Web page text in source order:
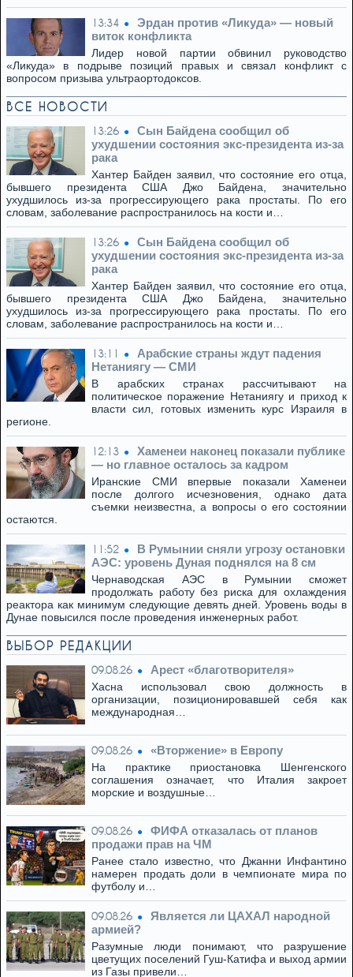
13:34
Эрдан против «Ликуда» — новый
виток конфликта
Лидер новой партии обвинил руководство
«Ликуда» в подрыве позиций правых и связал конфликт с
вопросом призыва ультраортодоксов.
ВСЕ НОВОСТИ
13:26
Сын Байдена сообщил об
ухудшении состояния экс-президента из-за
рака
Хантер Байден заявил, что состояние его отца,
бывшего президента США Джо Байдена, значительно
ухудшилось из-за прогрессирующего рака простаты. По его
словам, заболевание распространилось на кости и…
13:26
Сын Байдена сообщил об
ухудшении состояния экс-президента из-за
рака
Хантер Байден заявил, что состояние его отца,
бывшего президента США Джо Байдена, значительно
ухудшилось из-за прогрессирующего рака простаты. По его
словам, заболевание распространилось на кости и…
13:11
Арабские страны ждут падения
Нетаниягу — СМИ
В арабских странах рассчитывают на
политическое поражение Нетаниягу и приход к
власти сил, готовых изменить курс Израиля в
регионе.
12:13
Хаменеи наконец показали публике
— но главное осталось за кадром
Иранские СМИ впервые показали Хаменеи
после долгого исчезновения, однако дата
съемки неизвестна, а вопросы о его состоянии
остаются.
11:52
В Румынии сняли угрозу остановки
АЭС: уровень Дуная поднялся на 8 см
Чернаводская АЭС в Румынии сможет
продолжать работу без риска для охлаждения
реактора как минимум следующие девять дней. Уровень воды в
Дунае повысился после проведения инженерных работ.
ВЫБОР РЕДАКЦИИ
09.08.26 Арест «благотворителя»
Хасна использовал свою должность в
организации, позиционировавшей себя как
международная…
09.08.26 «Вторжение» в Европу
На практике приостановка Шенгенского
соглашения означает, что Италия закроет
морские и воздушные…
09.08.26
ФИФА отказалась от планов
продажи прав на ЧМ
Ранее стало известно, что Джанни Инфантино
намерен продать доли в чемпионате мира по
футболу и…
09.08.26
Является ли ЦАХАЛ народной
армией?
Разумные люди понимают, что разрушение
цветущих поселений Гуш-Катифа и выход армии
из Газы привели…